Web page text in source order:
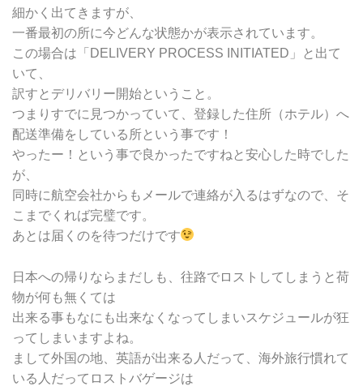
細かく出てきますが、
一番最初の所に今どんな状態かが表示されています。
この場合は「DELIVERY PROCESS INITIATED」と出て
いて、
訳すとデリバリー開始ということ。
つまりすでに見つかっていて、登録した住所（ホテル）へ
配送準備をしている所という事です！
やったー！という事で良かったですねと安心した時でした
が、
同時に航空会社からもメールで連絡が入るはずなので、そ
こまでくれば完璧です。
あとは届くのを待つだけです
日本への帰りならまだしも、往路でロストしてしまうと荷
物が何も無くては
出来る事もなにも出来なくなってしまいスケジュールが狂
ってしまいますよね。
まして外国の地、英語が出来る人だって、海外旅行慣れて
いる人だってロストバゲージは